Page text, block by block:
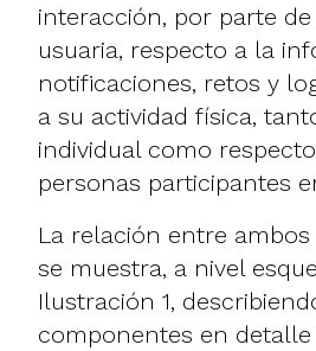
interacción, por parte
usuaria, respecto a la
notificaciones, retos y
a su actividad física,
individual como
personas participantes
La relación entre
se muestra, a nivel
Ilustración 1,
componentes en